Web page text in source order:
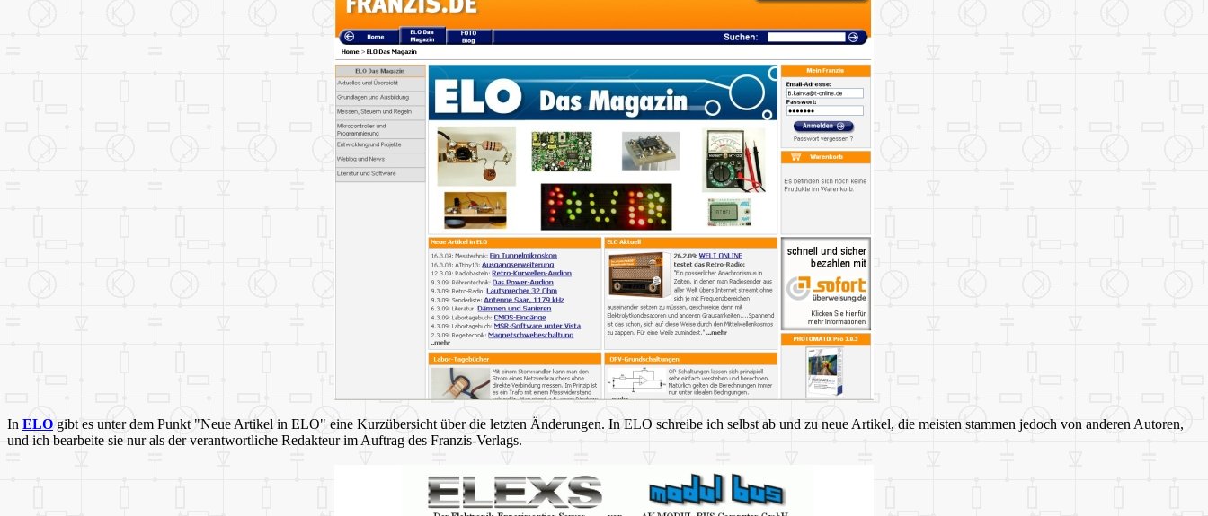
In ELO gibt es unter dem Punkt "Neue Artikel in ELO" eine Kurzübersicht über die letzten Änderungen. In ELO schreibe ich selbst ab und zu neue Artikel, die meisten stammen jedoch von anderen Autoren,
und ich bearbeite sie nur als der verantwortliche Redakteur im Auftrag des Franzis-Verlags.